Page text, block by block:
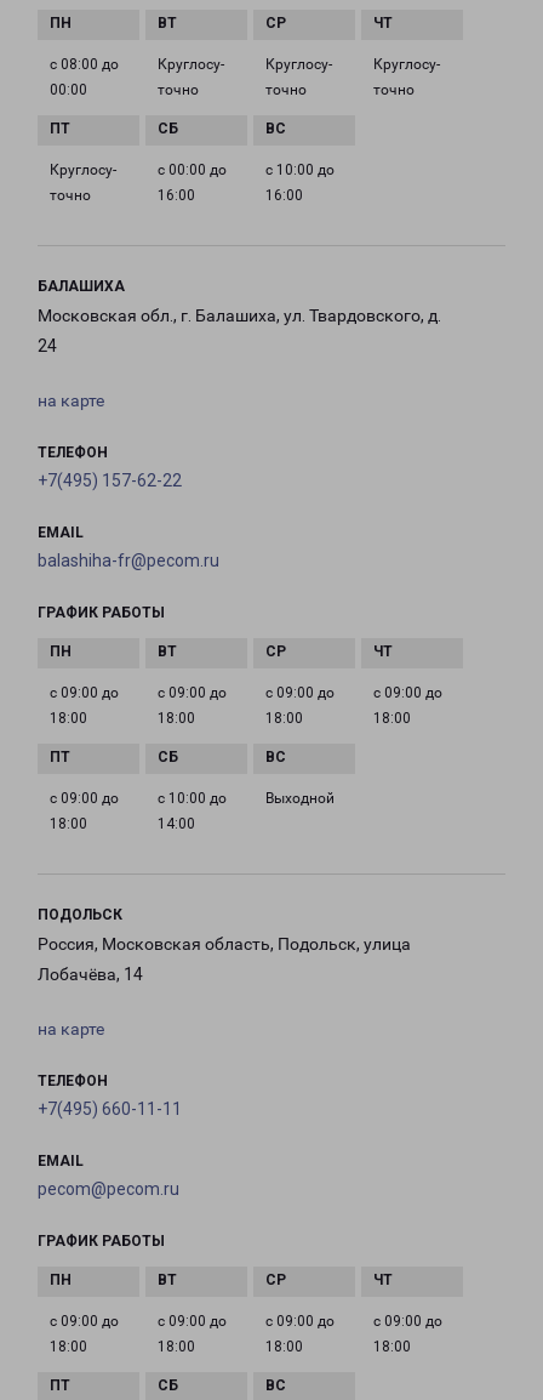
с 08:00 до
00:00
Круглосу­
точно
Круглосу­
точно
Круглосу­
точно
Круглосу­
точно
с 00:00 до
16:00
с 10:00 до
16:00
БАЛАШИХА
Московская обл., г. Балашиха, ул. Твардовского, д.
24
на карте
ТЕЛЕФОН
+7(495) 157-62-22
EMAIL
balashiha-fr@pecom.ru
ГРАФИК РАБОТЫ
с 09:00 до
18:00
с 09:00 до
18:00
с 09:00 до
18:00
с 09:00 до
18:00
с 09:00 до
18:00
с 10:00 до
14:00
Выходной
ПОДОЛЬСК
Россия, Московская область, Подольск, улица
Лобачёва, 14
на карте
ТЕЛЕФОН
+7(495) 660-11-11
EMAIL
pecom@pecom.ru
ГРАФИК РАБОТЫ
с 09:00 до
18:00
с 09:00 до
18:00
с 09:00 до
18:00
с 09:00 до
18:00